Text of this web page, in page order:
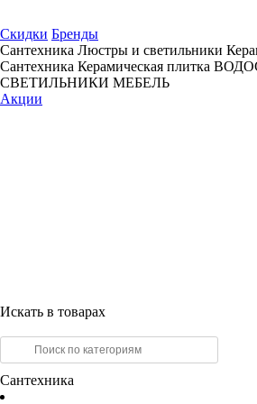
Скидки Бренды
Сантехника Люстры и светильники
Сантехника Керамическая плитка
СВЕТИЛЬНИКИ МЕБЕЛЬ
Акции
Искать в товарах
Сантехника